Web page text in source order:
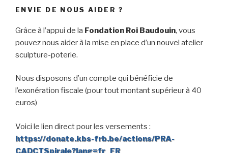
ENVIE DE NOUS AIDER ?
Grâce à l’appui de la Fondation Roi Baudouin, vous
pouvez nous aider à la mise en place d’un nouvel atelier
sculpture-poterie.
Nous disposons d’un compte qui bénéficie de
l’exonération fiscale (pour tout montant supérieur à 40
euros)
Voici le lien direct pour les versements :
https://donate.kbs-frb.be/actions/PRA-
CADCTSpirale?lang=fr_FR